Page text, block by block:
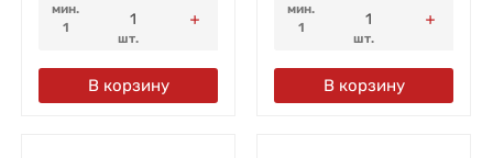
мин.
1
шт.
В корзину
мин.
1
шт.
В корзину